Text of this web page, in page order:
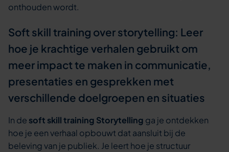
onthouden wordt.
Soft skill training over storytelling: Leer
hoe je krachtige verhalen gebruikt om
meer impact te maken in communicatie,
presentaties en gesprekken met
verschillende doelgroepen en situaties
In de soft skill training Storytelling ga je ontdekken
hoe je een verhaal opbouwt dat aansluit bij de
beleving van je publiek. Je leert hoe je structuur